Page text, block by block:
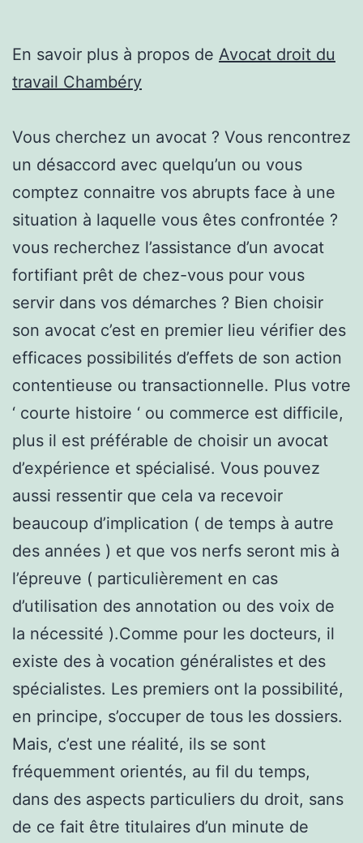
En savoir plus à propos de Avocat droit du
travail Chambéry
Vous cherchez un avocat ? Vous rencontrez
un désaccord avec quelqu’un ou vous
comptez connaitre vos abrupts face à une
situation à laquelle vous êtes confrontée ?
vous recherchez l’assistance d’un avocat
fortifiant prêt de chez-vous pour vous
servir dans vos démarches ? Bien choisir
son avocat c’est en premier lieu vérifier des
efficaces possibilités d’effets de son action
contentieuse ou transactionnelle. Plus votre
‘ courte histoire ‘ ou commerce est difficile,
plus il est préférable de choisir un avocat
d’expérience et spécialisé. Vous pouvez
aussi ressentir que cela va recevoir
beaucoup d’implication ( de temps à autre
des années ) et que vos nerfs seront mis à
l’épreuve ( particulièrement en cas
d’utilisation des annotation ou des voix de
la nécessité ).Comme pour les docteurs, il
existe des à vocation généralistes et des
spécialistes. Les premiers ont la possibilité,
en principe, s’occuper de tous les dossiers.
Mais, c’est une réalité, ils se sont
fréquemment orientés, au fil du temps,
dans des aspects particuliers du droit, sans
de ce fait être titulaires d’un minute de